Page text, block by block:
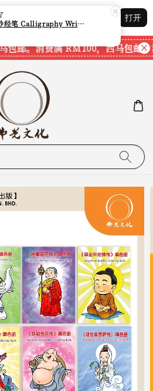
踪您的订单
店
打开
邮。消费满 RM100，西马包邮。